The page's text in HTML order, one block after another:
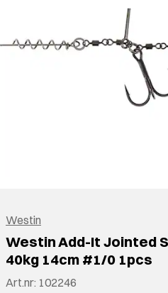
Westin
Westin Add-It Jointed
40kg 14cm #1/0 1pcs
Art.nr: 102246